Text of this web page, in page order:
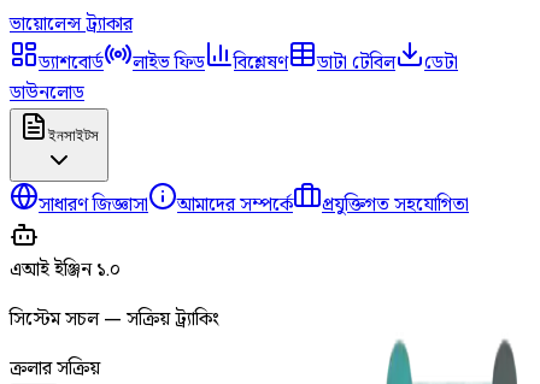
ভায়োলেন্সট্র্যাকার
ড্যাশবোর্ড
লাইভ ফিড বিশ্লেষণ ডাটা টেবিল
ডেটা
ডাউনলোড
ইনসাইটস
সাধারণ জিজ্ঞাসা আমাদের সম্পর্কে প্রযুক্তিগত সহযোগিতা
এআই ইঞ্জিন ১.০
সিস্টেম সচল — সক্রিয় ট্র্যাকিং
ক্রলার সক্রিয়